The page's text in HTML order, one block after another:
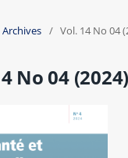
Archives / Vol. 14 No 04
No 04